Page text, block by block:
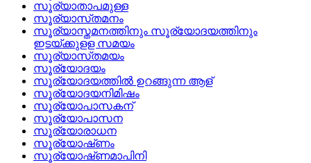
സൂര്യാതാപമുള്ള
സൂര്യാസ്‌തമനം
സൂര്യാസ്തമനത്തിനും സൂര്യോദയത്തിനും
ഇടയ്ക്കുളള സമയം
സൂര്യാസ്‌തമയം
സൂര്യോദയം
സൂര്യോദയത്തില്‍ ഉറങ്ങുന്ന ആള്
സൂര്യോദയനിമിഷം
സൂര്യോപാസകന്
സൂര്യോപാസന
സൂര്യോരാധന
സൂര്യോഷ്‌ണം
സൂര്യോഷ്‌ണമാപിനി